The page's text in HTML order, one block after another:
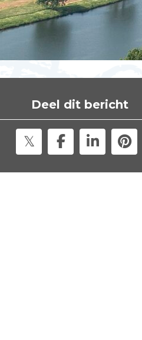
Deel dit bericht